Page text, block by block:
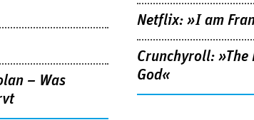
– Was
Netflix: »I am
Crunchyroll: »The
God«